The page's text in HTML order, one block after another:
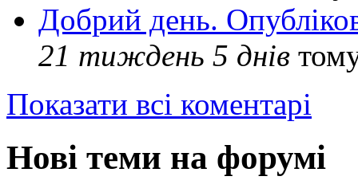
Добрий день.
21 тиждень 5 днів
Показати всі коментарі
Нові теми на форумі